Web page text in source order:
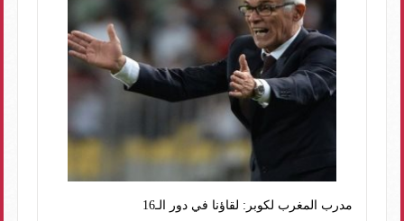
مدرب المغرب لكوبر: لقاؤنا في دور الـ16